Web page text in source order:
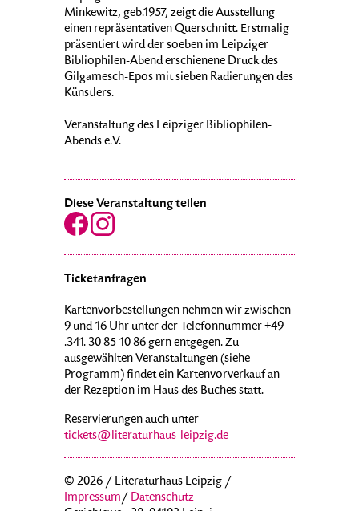
Minkewitz, geb.1957, zeigt die Ausstellung
einen repräsentativen Querschnitt. Erstmalig
präsentiert wird der soeben im Leipziger
Bibliophilen-Abend erschienene Druck des
Gilgamesch-Epos mit sieben Radierungen des
Künstlers.
Veranstaltung des Leipziger Bibliophilen-
Abends e.V.
Diese Veranstaltung teilen
Ticketanfragen
Kartenvorbestellungen nehmen wir zwischen
9 und 16 Uhr unter der Telefonnummer +49
.341. 30 85 10 86 gern entgegen. Zu
ausgewählten Veranstaltungen (siehe
Programm) findet ein Kartenvorverkauf an
der Rezeption im Haus des Buches statt.
Reservierungen auch unter
tickets@literaturhaus-leipzig.de
© 2026 / Literaturhaus Leipzig /
Impressum/ Datenschutz